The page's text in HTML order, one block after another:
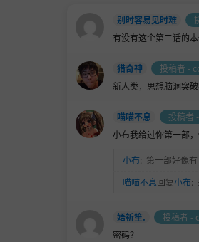
别时容易见时难
有没有这个第二话的本
猎奇神 投稿者 -
新人类，思想脑洞突破
喵喵不息 投稿者
小布我给过你第一部
小布: 第一部好像
喵喵不息回复小布:
娪祈笙. 投稿者 -
密码？